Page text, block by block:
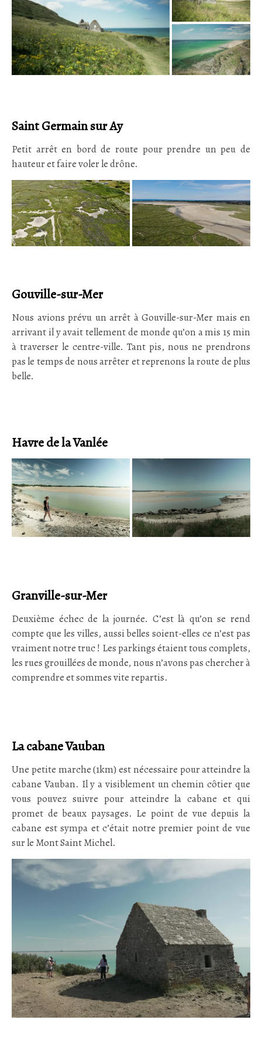
Saint Germain sur Ay
Petit arrêt en bord de route pour prendre un peu de
hauteur et faire voler le drône.
Gouville-sur-Mer
Nous avions prévu un arrêt à Gouville-sur-Mer mais en
arrivant il y avait tellement de monde qu’on a mis 15 min
à traverser le centre-ville. Tant pis, nous ne prendrons
pas le temps de nous arrêter et reprenons la route de plus
belle.
Havre de la Vanlée
Granville-sur-Mer
Deuxième échec de la journée. C’est là qu’on se rend
compte que les villes, aussi belles soient-elles ce n’est pas
vraiment notre truc ! Les parkings étaient tous complets,
les rues grouillées de monde, nous n’avons pas chercher à
comprendre et sommes vite repartis.
La cabane Vauban
Une petite marche (1km) est nécessaire pour atteindre la
cabane Vauban. Il y a visiblement un chemin côtier que
vous pouvez suivre pour atteindre la cabane et qui
promet de beaux paysages. Le point de vue depuis la
cabane est sympa et c’était notre premier point de vue
sur le Mont Saint Michel.